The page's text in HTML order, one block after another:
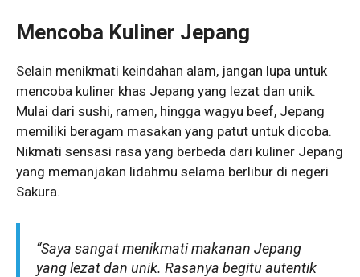
Mencoba Kuliner Jepang
Selain menikmati keindahan alam, jangan lupa untuk
mencoba kuliner khas Jepang yang lezat dan unik.
Mulai dari sushi, ramen, hingga wagyu beef, Jepang
memiliki beragam masakan yang patut untuk dicoba.
Nikmati sensasi rasa yang berbeda dari kuliner Jepang
yang memanjakan lidahmu selama berlibur di negeri
Sakura.
“Saya sangat menikmati makanan Jepang
yang lezat dan unik. Rasanya begitu autentik